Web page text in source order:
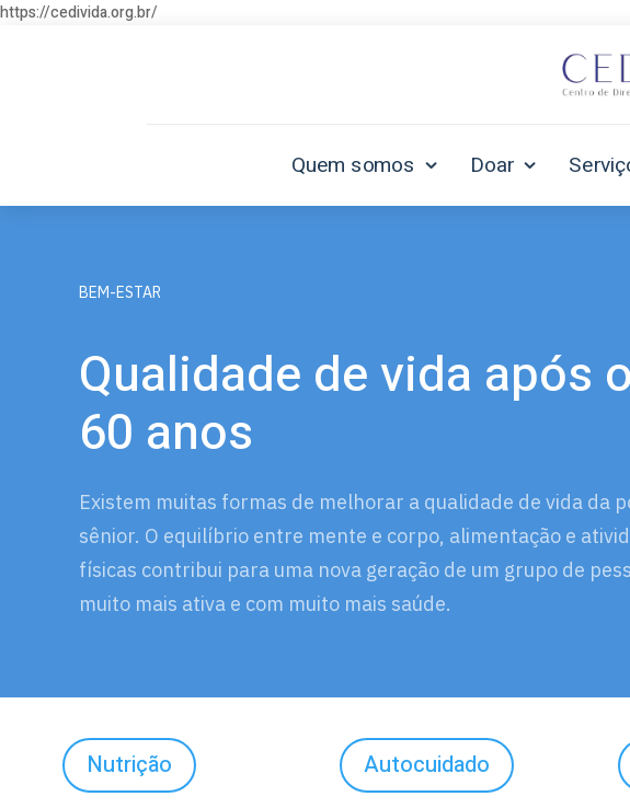
https://cedivida.org.br/
Quem somos Doar
BEM-ESTAR
Qualidade de vida após
60 anos
Existem muitas formas de melhorar a qualidade de vida da
sênior. O equilíbrio entre mente e corpo, alimentação e
físicas contribui para uma nova geração de um grupo de
muito mais ativa e com muito mais saúde.
Nutrição Autocuidado